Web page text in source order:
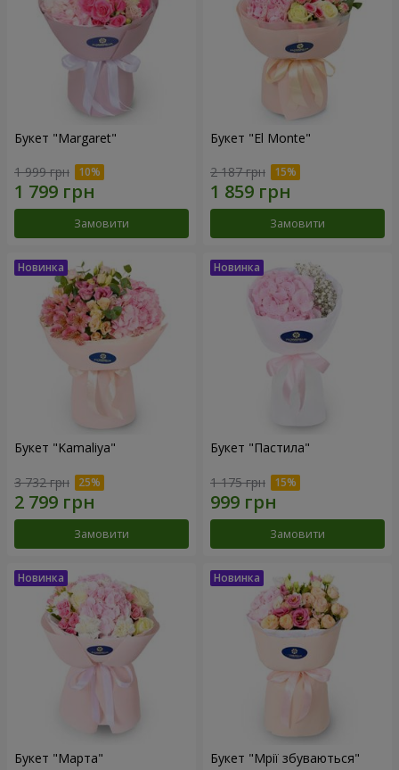
Букет "Margaret"
1 999 грн
Замовити
Букет "El Monte"
2 187 грн
Замовити
Букет "Kamaliya"
3 732 грн
Замовити
Букет "Пастила"
1 175 грн
Замовити
Букет "Марта" Букет "Мрії збуваються"